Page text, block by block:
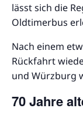
lässt sich die
Oldtimerbus
Nach einem
Rückfahrt
und Würzburg
70 Jahre